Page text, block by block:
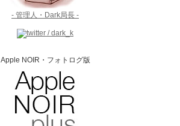
- 管理人・Dark局長 -
Apple NOIR・フォトログ版